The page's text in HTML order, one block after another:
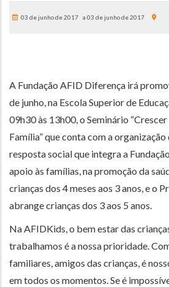
03 de junho de 2017 03 de junho de 2017
A Fundação AFID Diferença irá
de junho, na Escola Superior de
09h30 às 13h00, o Seminário
Família” que conta com a
resposta social que integra a
apoio às famílias, na promoção da
crianças dos 4 meses aos 3 anos, e o
abrange crianças dos 3 aos 5 anos.
Na AFIDKids, o bem estar das
trabalhamos é a nossa prioridade.
familiares, amigos das crianças, é
em todos os momentos. Se é